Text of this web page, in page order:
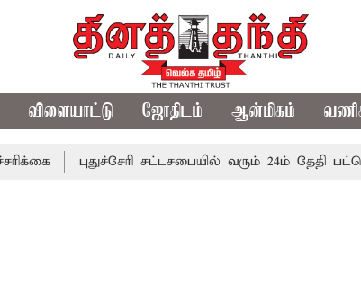
விளையாட்டு ஜோதிடம் ஆன்மிகம்
புதுச்சேரி சட்டசபையில் வரும் 24ம் தேதி பட்ஜெட்